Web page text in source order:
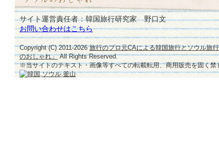
サイト運営責任者：韓国旅行研究家 野口文
お問い合わせはこちら
Copyright (C) 2011-2026旅行のプロ元CAによる韓国旅行とソウル旅
のおしゃれ」All Rights Reserved.
※当サイトのテキスト・画像等すべての転載転用、商用販売を固く禁